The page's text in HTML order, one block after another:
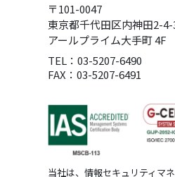
〒101-0047
東京都千代田区内神田2-4-
アールプライム大手町 4F
TEL：03-5207-6490
FAX：03-5207-6491
当社は、情報セキュリティマ